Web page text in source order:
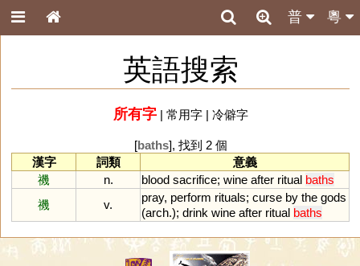
粵
普
英語搜索
所有字| 常用字| 冷僻字
[baths], 找到 2 個
漢字
詞類
意義
禨
n. blood sacrifice; wine after ritual baths
禨
v.
pray, perform rituals; curse by the gods
(arch.); drink wine after ritual baths